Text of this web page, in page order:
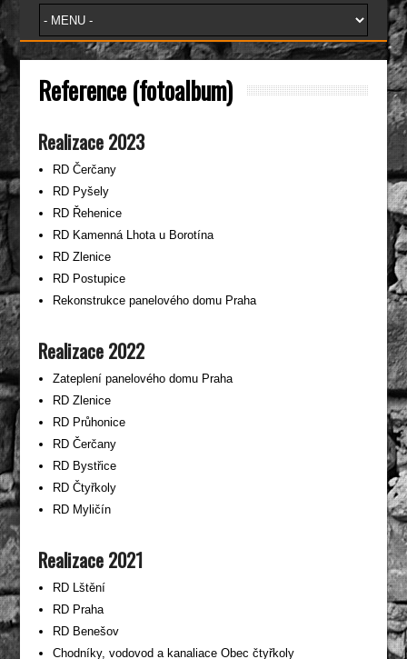
Reference (fotoalbum)
Realizace 2023
RD Čerčany
RD Pyšely
RD Řehenice
RD Kamenná Lhota u Borotína
RD Zlenice
RD Postupice
Rekonstrukce panelového domu Praha
Realizace 2022
Zateplení panelového domu Praha
RD Zlenice
RD Průhonice
RD Čerčany
RD Bystřice
RD Čtyřkoly
RD Myličín
Realizace 2021
RD Lštění
RD Praha
RD Benešov
Chodníky, vodovod a kanaliace Obec čtyřkoly